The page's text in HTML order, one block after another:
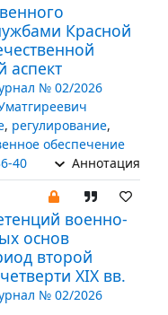
Красной
аспект
№ 02/2026
, регулирование,
обеспечение
40 Аннотация
военно-
основ
второй
XIX вв.
№ 02/2026